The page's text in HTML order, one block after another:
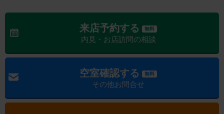
来店予約する 無料
内見・お店訪問の相談
空室確認する 無料
その他お問合せ